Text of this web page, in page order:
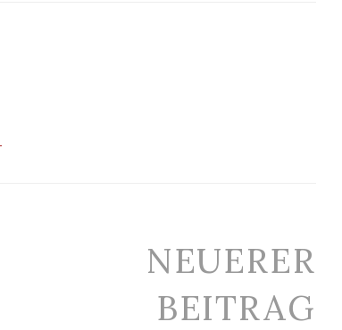
NEUERER
BEITRAG